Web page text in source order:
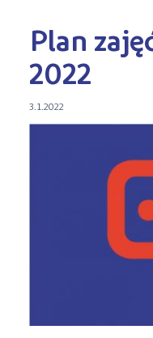
Liceum
dorosłych
Szkoły
Kształcenie
Kursy ONLINE
Kursy
Rekrutacja on-
O nas
Nauka online w
Historia Firmy
Polityka
s
Plan
2022
3.1.2022